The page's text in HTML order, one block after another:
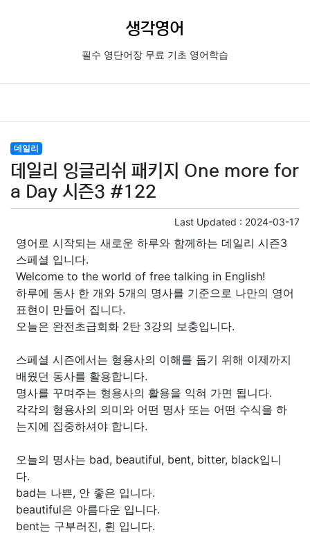
생각영어
필수 영단어장 무료 기초 영어학습
데일리
데일리 잉글리쉬 패키지 One more for
a Day 시즌3 #122
Last Updated : 2024-03-17
영어로 시작되는 새로운 하루와 함께하는 데일리 시즌3
스페셜 입니다.
Welcome to the world of free talking in English!
하루에 동사 한 개와 5개의 명사를 기준으로 나만의 영어
표현이 만들어 집니다.
오늘은 완전초급회화 2탄 3강의 보충입니다.
스페셜 시즌에서는 형용사의 이해를 돕기 위해 이제까지
배웠던 동사를 활용합니다.
명사를 꾸며주는 형용사의 활용을 익혀 가면 됩니다.
각각의 형용사의 의미와 어떤 명사 또는 어떤 수식을 하
는지에 집중하셔야 합니다.
오늘의 명사는 bad, beautiful, bent, bitter, black입니
다.
bad는 나쁜, 안 좋은 입니다.
beautiful은 아름다운 입니다.
bent는 구부러진, 휜 입니다.